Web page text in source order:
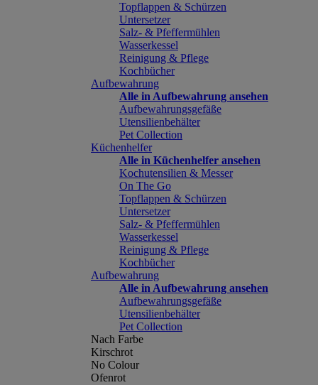
Topflappen & Schürzen
Untersetzer
Salz- & Pfeffermühlen
Wasserkessel
Reinigung & Pflege
Kochbücher
Aufbewahrung
Alle in Aufbewahrung ansehen
Aufbewahrungsgefäße
Utensilienbehälter
Pet Collection
Küchenhelfer
Alle in Küchenhelfer ansehen
Kochutensilien & Messer
On The Go
Topflappen & Schürzen
Untersetzer
Salz- & Pfeffermühlen
Wasserkessel
Reinigung & Pflege
Kochbücher
Aufbewahrung
Alle in Aufbewahrung ansehen
Aufbewahrungsgefäße
Utensilienbehälter
Pet Collection
Nach Farbe
Kirschrot
No Colour
Ofenrot